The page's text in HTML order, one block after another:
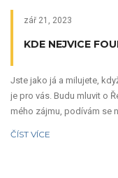
zář 21, 2023
KDE NEJVICE
Jste jako já a milujete,
je pro vás. Budu mluvit o
mého zájmu, podívám se
ČÍST VÍCE